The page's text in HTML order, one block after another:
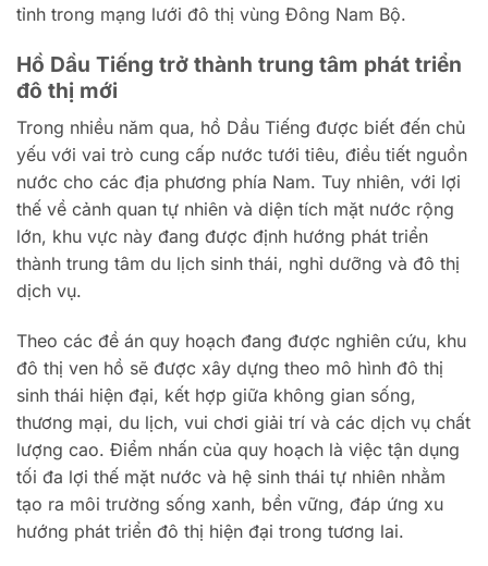
tỉnh trong mạng lưới đô thị vùng Đông Nam Bộ.
Hồ Dầu Tiếng trở thành trung tâm phát triển
đô thị mới
Trong nhiều năm qua, hồ Dầu Tiếng được biết đến chủ
yếu với vai trò cung cấp nước tưới tiêu, điều tiết nguồn
nước cho các địa phương phía Nam. Tuy nhiên, với lợi
thế về cảnh quan tự nhiên và diện tích mặt nước rộng
lớn, khu vực này đang được định hướng phát triển
thành trung tâm du lịch sinh thái, nghỉ dưỡng và đô thị
dịch vụ.
Theo các đề án quy hoạch đang được nghiên cứu, khu
đô thị ven hồ sẽ được xây dựng theo mô hình đô thị
sinh thái hiện đại, kết hợp giữa không gian sống,
thương mại, du lịch, vui chơi giải trí và các dịch vụ chất
lượng cao. Điểm nhấn của quy hoạch là việc tận dụng
tối đa lợi thế mặt nước và hệ sinh thái tự nhiên nhằm
tạo ra môi trường sống xanh, bền vững, đáp ứng xu
hướng phát triển đô thị hiện đại trong tương lai.